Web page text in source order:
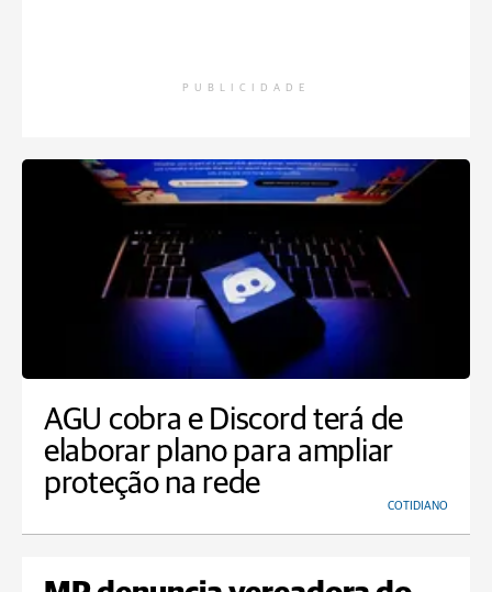
PUBLICIDADE
AGU cobra e Discord terá de
elaborar plano para ampliar
proteção na rede
COTIDIANO